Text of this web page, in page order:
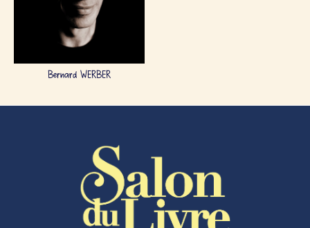
Bernard WERBER